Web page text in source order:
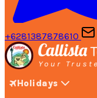
+6281387878610
Holidays